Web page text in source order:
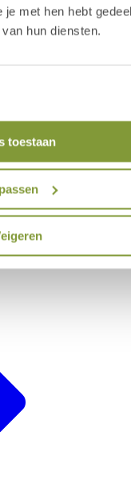
met hen hebt
hun diensten.
toestaan